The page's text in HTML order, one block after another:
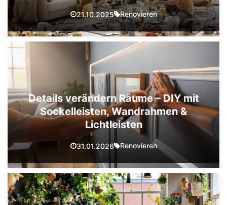
21.10.2025 Renovieren
Details verändern Räume – DIY mit
Sockelleisten, Wandrahmen &
Lichtleisten
31.01.2026 Renovieren